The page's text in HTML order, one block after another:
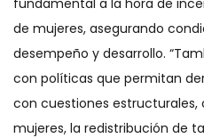
fundamental a la hora de
de mujeres, asegurando
desempeño y desarrollo.
con políticas que permitan
con cuestiones
mujeres, la redistribución de